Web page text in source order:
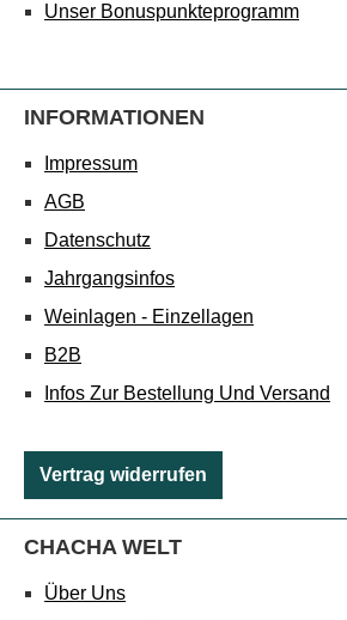
Unser Bonuspunkteprogramm
INFORMATIONEN
Impressum
AGB
Datenschutz
Jahrgangsinfos
Weinlagen - Einzellagen
B2B
Infos Zur Bestellung Und Versand
Vertrag widerrufen
CHACHA WELT
Über Uns